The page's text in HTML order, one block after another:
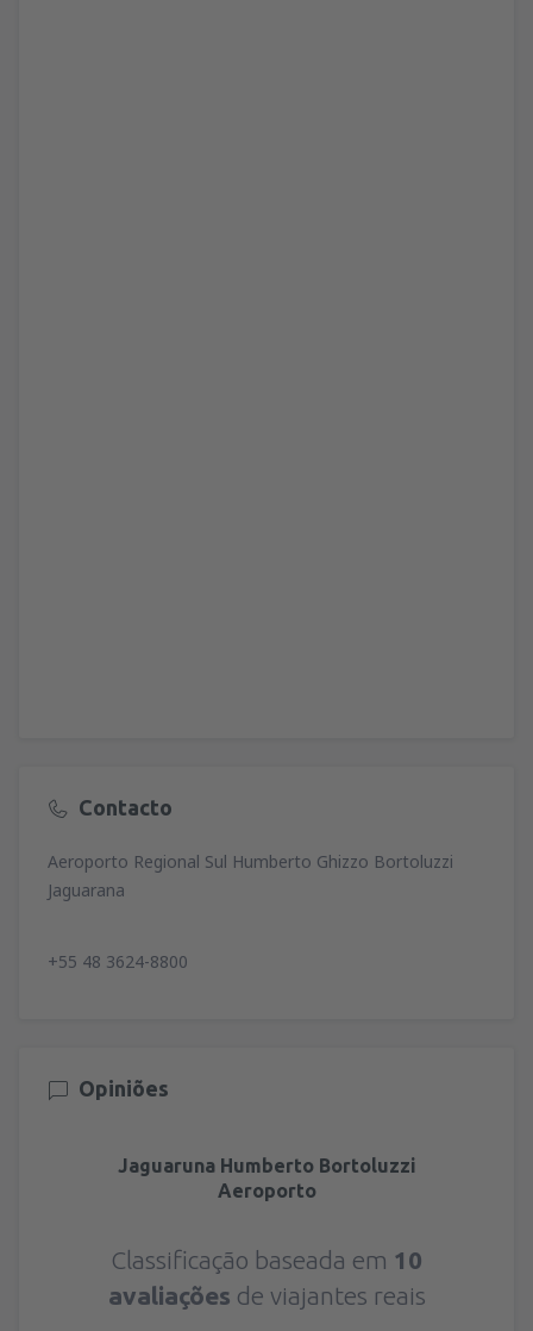
Contacto
Aeroporto Regional Sul Humberto Ghizzo Bortoluzzi
Jaguarana
+55 48 3624-8800
Opiniões
Jaguaruna Humberto Bortoluzzi
Aeroporto
Classificação baseada em 10
avaliações de viajantes reais